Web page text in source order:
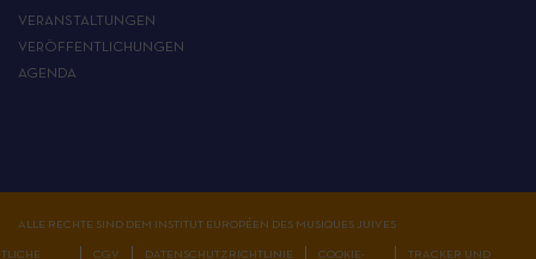
VERANSTALTUNGEN
VERÖFFENTLICHUNGEN
AGENDA
ALLE RECHTE SIND DEM INSTITUT EUROPÉEN DES MUSIQUES JUIVES
CGV DATENSCHUTZRICHTLINIE COOKIE- TRACKER UND